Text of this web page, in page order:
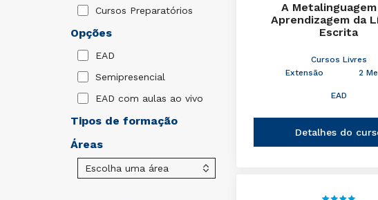
Cursos Preparatórios
Opções
EAD
Semipresencial
EAD com aulas ao vivo
Tipos de formação
Áreas
A
Aprendizagem da
Escrita
Cursos Livres
Extensão
2
EAD
Detalhes do